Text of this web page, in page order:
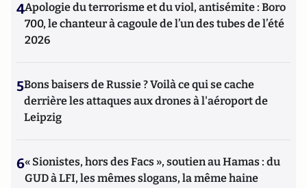
4Apologie du terrorisme et du viol, antisémite : Boro
700, le chanteur à cagoule de l’un des tubes de l’été
2026
5Bons baisers de Russie ? Voilà ce qui se cache
derrière les attaques aux drones à l'aéroport de
Leipzig
6« Sionistes, hors des Facs », soutien au Hamas : du
GUD à LFI, les mêmes slogans, la même haine